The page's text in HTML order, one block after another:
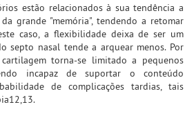
estão relacionados à sua tendência a
grande "memória", tendendo a retomar
caso, a flexibilidade deixa de ser um
septo nasal tende a arquear menos. Por
torna-se limitado a pequenos
incapaz de suportar o conteúdo
de complicações tardias, tais